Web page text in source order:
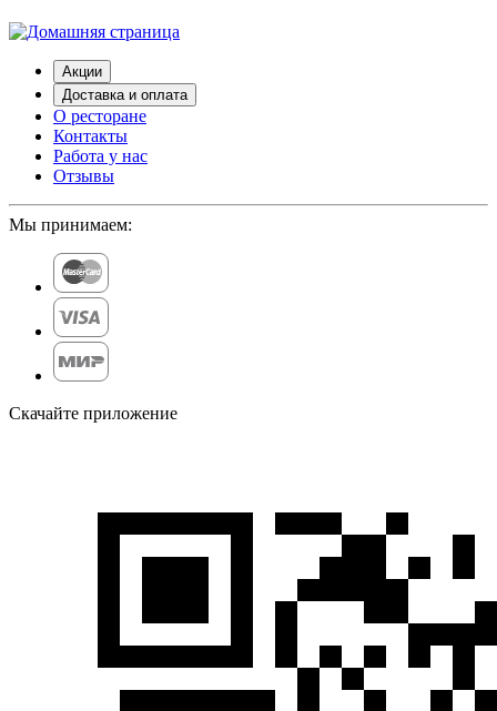
Акции
Доставка и оплата
О ресторане
Контакты
Работа у нас
Отзывы
Мы принимаем:
Скачайте приложение